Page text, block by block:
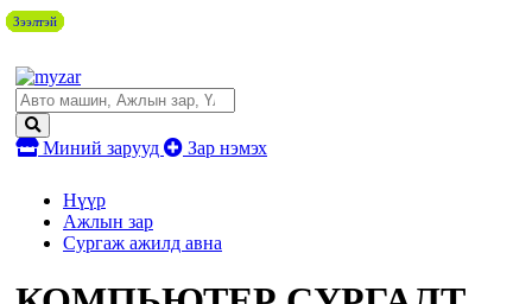
Миний зарууд Зар нэмэх
Нүүр
Ажлын зар
Сургаж ажилд авна
Зээлтэй
Зээлтэй
Зээлтэй
Зээлтэй
Зээлтэй
Зээлтэй
Зээлтэй
Зээлтэй